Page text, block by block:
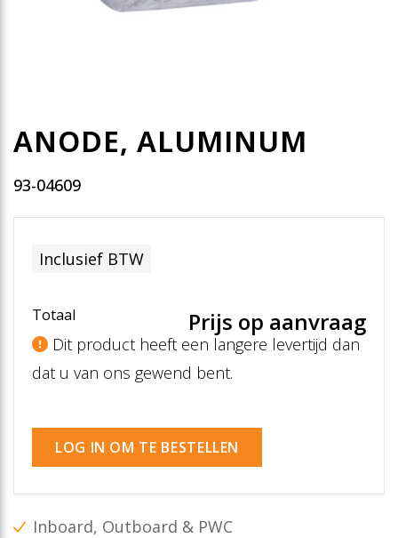
ANODE, ALUMINUM
93-04609
Inclusief BTW
Totaal Prijs op aanvraag
Dit product heeft een langere levertijd dan
dat u van ons gewend bent.
LOG IN OM TE BESTELLEN
Inboard, Outboard & PWC